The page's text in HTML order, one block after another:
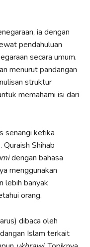
ia dengan
pendahuluan
secara umum.
menurut pandangan
struktur
memahami isi dari
senangi ketika
Quraish Shihab
dengan bahasa
menggunakan
lebih banyak
orang.
dibaca oleh
Islam terkait